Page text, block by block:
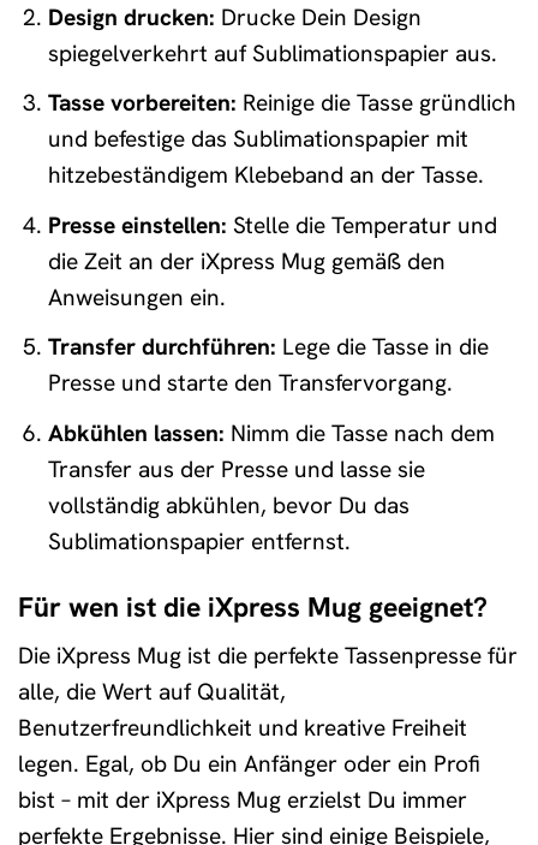
Design drucken: Drucke Dein Design
spiegelverkehrt auf Sublimationspapier aus.
Tasse vorbereiten: Reinige die Tasse gründlich
und befestige das Sublimationspapier mit
hitzebeständigem Klebeband an der Tasse.
Presse einstellen: Stelle die Temperatur und
die Zeit an der iXpress Mug gemäß den
Anweisungen ein.
Transfer durchführen: Lege die Tasse in die
Presse und starte den Transfervorgang.
Abkühlen lassen: Nimm die Tasse nach dem
Transfer aus der Presse und lasse sie
vollständig abkühlen, bevor Du das
Sublimationspapier entfernst.
Für wen ist die iXpress Mug geeignet?
Die iXpress Mug ist die perfekte Tassenpresse für
alle, die Wert auf Qualität,
Benutzerfreundlichkeit und kreative Freiheit
legen. Egal, ob Du ein Anfänger oder ein Profi
bist – mit der iXpress Mug erzielst Du immer
perfekte Ergebnisse. Hier sind einige Beispiele,